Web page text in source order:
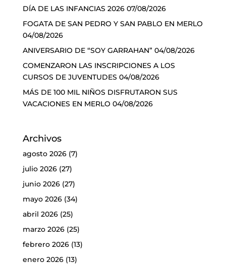
DÍA DE LAS INFANCIAS 2026 07/08/2026
FOGATA DE SAN PEDRO Y SAN PABLO EN MERLO
04/08/2026
ANIVERSARIO DE “SOY GARRAHAN” 04/08/2026
COMENZARON LAS INSCRIPCIONES A LOS
CURSOS DE JUVENTUDES 04/08/2026
MÁS DE 100 MIL NIÑOS DISFRUTARON SUS
VACACIONES EN MERLO 04/08/2026
Archivos
agosto 2026(7)
julio 2026(27)
junio 2026(27)
mayo 2026(34)
abril 2026(25)
marzo 2026(25)
febrero 2026(13)
enero 2026(13)